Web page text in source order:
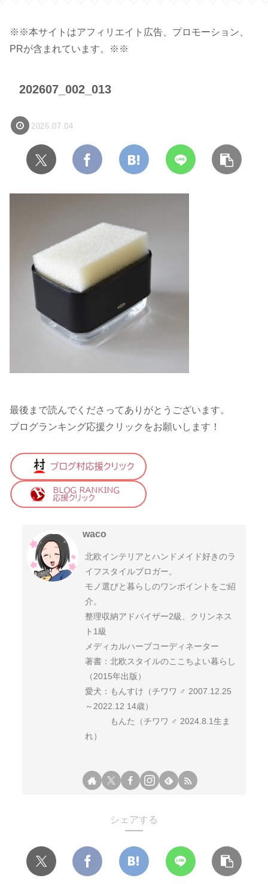
※※本サイトはアフィリエイト広告、プロモーション、
PRが含まれています。※※
202607_002_013
2026.07.04
最後まで読んでくださってありがとうございます。
ブログランキング応援クリックをお願いします！
waco
北欧インテリアとハンドメイド好きのラ
イフスタイルブロガー。
モノ選びと暮らしのワンポイントをご紹
介。
整理収納アドバイザー2級、クリンネス
ト1級
メディカルハーブコーディネーター
著書：北欧スタイルのここちよい暮らし
（2015年出版）
愛犬：もんすけ（チワワ ♂ 2007.12.25
～2022.12 14歳）
もんた（チワワ ♂ 2024.8.1生ま
れ）
シェアする